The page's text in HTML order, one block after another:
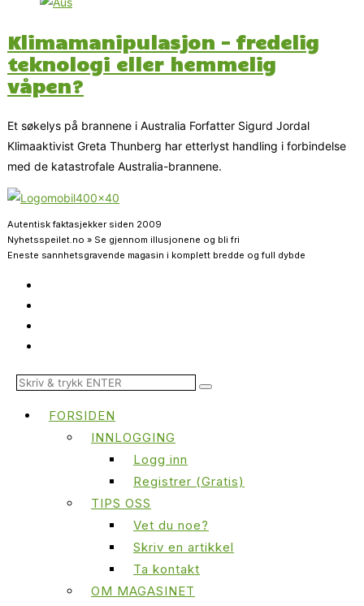
Klimamanipulasjon – fredelig
teknologi eller hemmelig
våpen?
Et søkelys på brannene i Australia Forfatter Sigurd Jordal
Klimaaktivist Greta Thunberg har etterlyst handling i forbindelse
med de katastrofale Australia-brannene.
Autentisk faktasjekker siden 2009
Nyhetsspeilet.no » Se gjennom illusjonene og bli fri
Eneste sannhetsgravende magasin i komplett bredde og full dybde
FORSIDEN
INNLOGGING
Logg inn
Registrer (Gratis)
TIPS OSS
Vet du noe?
Skriv en artikkel
Ta kontakt
OM MAGASINET